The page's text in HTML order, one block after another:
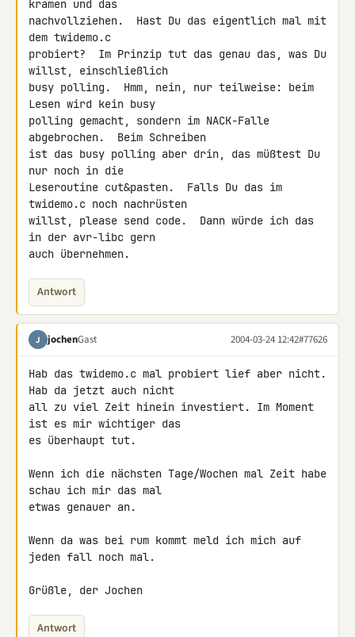
kramen und das
nachvollziehen.  Hast Du das eigentlich mal mit
dem twidemo.c
probiert?  Im Prinzip tut das genau das, was Du
willst, einschließlich
busy polling.  Hmm, nein, nur teilweise: beim
Lesen wird kein busy
polling gemacht, sondern im NACK-Falle
abgebrochen.  Beim Schreiben
ist das busy polling aber drin, das müßtest Du
nur noch in die
Leseroutine cut&pasten.  Falls Du das im
twidemo.c noch nachrüsten
willst, please send code.  Dann würde ich das
in der avr-libc gern
auch übernehmen.
Antwort
J jochenGast 2004-03-24 12:42#77626
Hab das twidemo.c mal probiert lief aber nicht.
Hab da jetzt auch nicht
all zu viel Zeit hinein investiert. Im Moment
ist es mir wichtiger das
es überhaupt tut.
Wenn ich die nächsten Tage/Wochen mal Zeit habe
schau ich mir das mal
etwas genauer an.
Wenn da was bei rum kommt meld ich mich auf
jeden fall noch mal.
Grüßle, der Jochen
Antwort